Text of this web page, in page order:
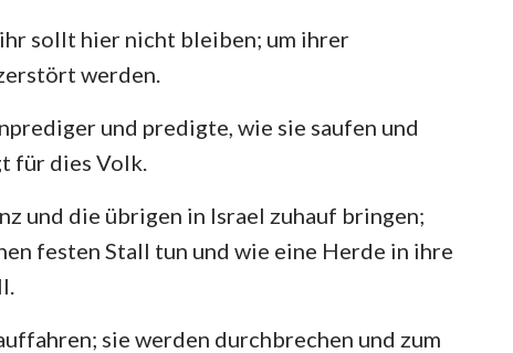
sollt hier nicht bleiben; um ihrer
werden.
und predigte, wie sie saufen und
für dies Volk.
und die übrigen in Israel zuhauf bringen;
festen Stall tun und wie eine Herde in ihre
sie werden durchbrechen und zum